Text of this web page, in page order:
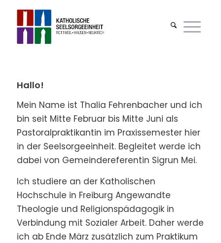
Hallo!
Mein Name ist Thalia Fehrenbacher und ich
bin seit Mitte Februar bis Mitte Juni als
Pastoralpraktikantin im Praxissemester hier
in der Seelsorgeeinheit. Begleitet werde ich
dabei von Gemeindereferentin Sigrun Mei.
Ich studiere an der Katholischen
Hochschule in Freiburg Angewandte
Theologie und Religionspädagogik in
Verbindung mit Sozialer Arbeit. Daher werde
ich ab Ende März zusätzlich zum Praktikum